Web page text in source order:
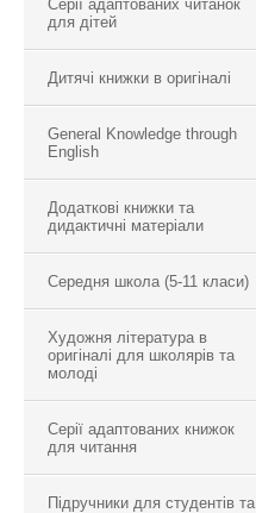
Серії адаптованих читанок
для дітей
Дитячі книжки в оригіналі
General Knowledge through
English
Додаткові книжки та
дидактичні матеріали
Середня школа (5-11 класи)
Художня література в
оригіналі для школярів та
молоді
Серії адаптованих книжок
для читання
Підручники для студентів та